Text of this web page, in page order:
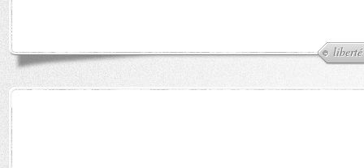
liberté